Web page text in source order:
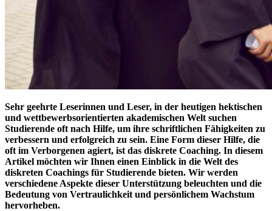
Sehr geehrte Leserinnen und Leser, in der heutigen hektischen
und wettbewerbsorientierten akademischen Welt suchen
Studierende oft nach Hilfe, um ihre schriftlichen Fähigkeiten zu
verbessern und erfolgreich zu sein. Eine Form dieser Hilfe, die
oft im Verborgenen agiert, ist das diskrete Coaching. In diesem
Artikel möchten wir Ihnen einen Einblick in die Welt des
diskreten Coachings für Studierende bieten. Wir werden
verschiedene Aspekte dieser Unterstützung beleuchten und die
Bedeutung von Vertraulichkeit und persönlichem Wachstum
hervorheben.